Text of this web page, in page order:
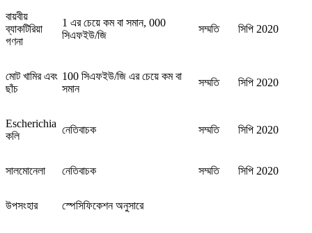
বায়বীয়
ব্যাকটিরিয়া
গণনা
1 এর চেয়ে কম বা সমান, 000
সিএফইউ/জি
সম্মতি সিপি 2020
মোট খামির এবং
ছাঁচ
100 সিএফইউ/জি এর চেয়ে কম বা
সমান
সম্মতি সিপি 2020
Escherichia
কলি
নেতিবাচক সম্মতি সিপি 2020
সালমোনেলা নেতিবাচক সম্মতি সিপি 2020
উপসংহার স্পেসিফিকেশন অনুসারে